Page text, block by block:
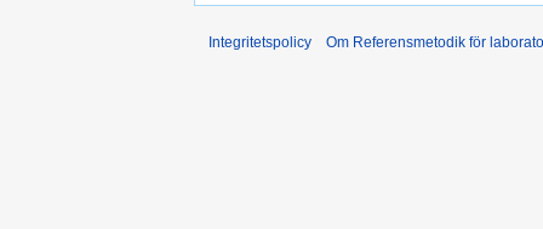
Integritetspolicy Om Referensmetodik för